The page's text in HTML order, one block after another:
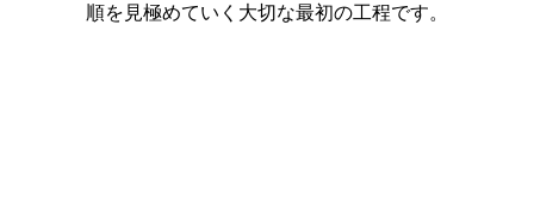
順を見極めていく大切な最初の工程です。